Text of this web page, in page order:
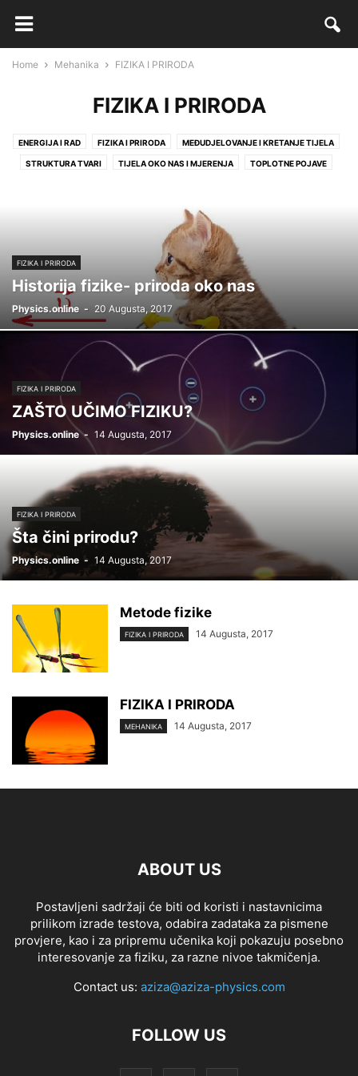
Home Mehanika FIZIKA I PRIRODA
FIZIKA I PRIRODA
ENERGIJA I RAD FIZIKA I PRIRODA MEĐUDJELOVANJE I KRETANJE TIJELA
STRUKTURA TVARI TIJELA OKO NAS I MJERENJA TOPLOTNE POJAVE
FIZIKA I PRIRODA
Historija fizike- priroda oko nas
Physics.online - 20 Augusta, 2017
FIZIKA I PRIRODA
ZAŠTO UČIMO FIZIKU?
Physics.online - 14 Augusta, 2017
FIZIKA I PRIRODA
Šta čini prirodu?
Physics.online - 14 Augusta, 2017
Metode fizike
FIZIKA I PRIRODA 14 Augusta, 2017
FIZIKA I PRIRODA
MEHANIKA 14 Augusta, 2017
ABOUT US
Postavljeni sadržaji će biti od koristi i nastavnicima
prilikom izrade testova, odabira zadataka za pismene
provjere, kao i za pripremu učenika koji pokazuju posebno
interesovanje za fiziku, za razne nivoe takmičenja.
Contact us: aziza@aziza-physics.com
FOLLOW US